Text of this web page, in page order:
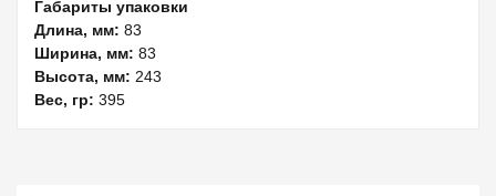
Габариты упаковки
Длина, мм: 83
Ширина, мм: 83
Высота, мм: 243
Вес, гр: 395